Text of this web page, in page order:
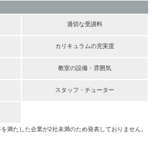
適切な受講料
カリキュラムの充実度
教室の設備・雰囲気
スタッフ・チューター
満たした企業が2社未満のため発表しておりません。